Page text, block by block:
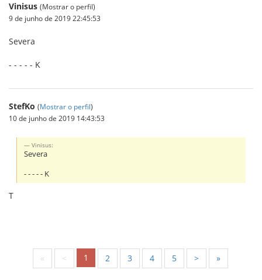
Vinisus (Mostrar o perfil)
9 de junho de 2019 22:45:53
Severa
- - - - - K
StefKo (Mostrar o perfil)
10 de junho de 2019 14:43:53
Vinisus:
Severa
- - - - - K
T
« < 1 2 3 4 5 > »